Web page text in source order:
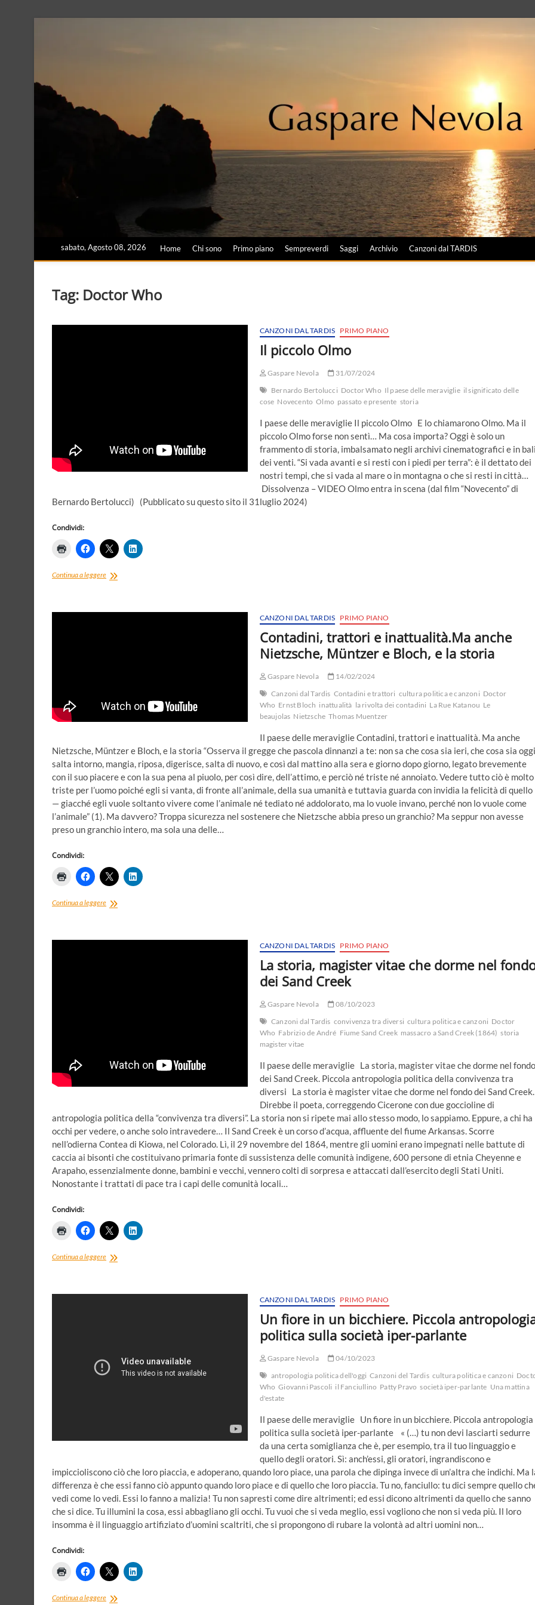
sabato, Agosto 08, 2026 Home Chi sono Primo piano Sempreverdi Saggi Archivio Canzoni dal TARDIS
Tag: Doctor Who
CANZONI DAL TARDIS PRIMO PIANO
Il piccolo Olmo
Gaspare Nevola
31/07/2024
Bernardo Bertolucci Doctor Who Il paese delle meraviglie il significato delle
cose Novecento Olmo passato e presente storia
I paese delle meraviglie Il piccolo Olmo E lo chiamarono Olmo. Ma il
piccolo Olmo forse non sentì… Ma cosa importa? Oggi è solo un
frammento di storia, imbalsamato negli archivi cinematografici e in
dei venti. “Si vada avanti e si resti con i piedi per terra”: è il dettato dei
nostri tempi, che si vada al mare o in montagna o che si resti in città…
Dissolvenza – VIDEO Olmo entra in scena (dal film “Novecento” di
Bernardo Bertolucci) (Pubblicato su questo sito il 31luglio 2024)
Condividi:
Continua a leggereIl
CANZONI DAL TARDIS PRIMO PIANO
Contadini, trattori e inattualità.Ma anche
Nietzsche, Müntzer e Bloch, e la storia
Gaspare Nevola
14/02/2024
Canzoni dal Tardis Contadini e trattori cultura politica e canzoni Doctor
Who Ernst Bloch inattualità la rivolta dei contadini La Rue Katanou Le
beaujolas Nietzsche Thomas Muentzer
Il paese delle meraviglie Contadini, trattori e inattualità. Ma anche
Nietzsche, Müntzer e Bloch, e la storia “Osserva il gregge che pascola dinnanzi a te: non sa che cosa sia ieri, che cosa sia
salta intorno, mangia, riposa, digerisce, salta di nuovo, e così dal mattino alla sera e giorno dopo giorno, legato brevemente
con il suo piacere e con la sua pena al piuolo, per così dire, dell’attimo, e perciò né triste né annoiato. Vedere tutto ciò è molto
triste per l’uomo poiché egli si vanta, di fronte all’animale, della sua umanità e tuttavia guarda con invidia la felicità di quello
— giacché egli vuole soltanto vivere come l’animale né tediato né addolorato, ma lo vuole invano, perché non lo vuole come
l’animale” (1). Ma davvero? Troppa sicurezza nel sostenere che Nietzsche abbia preso un granchio? Ma seppur non avesse
preso un granchio intero, ma sola una delle…
Condividi:
Continua a leggereContadini,
CANZONI DAL TARDIS PRIMO PIANO
La storia, magister vitae che dorme nel
dei Sand Creek
Gaspare Nevola
08/10/2023
Canzoni dal Tardis convivenza tra diversi cultura politica e canzoni Doctor
Who Fabrizio de André Fiume Sand Creek massacro a Sand Creek (1864) storia
magister vitae
Il paese delle meraviglie La storia, magister vitae che dorme nel fondo
dei Sand Creek. Piccola antropologia politica della convivenza tra
diversi La storia è magister vitae che dorme nel fondo dei Sand Creek.
Direbbe il poeta, correggendo Cicerone con due goccioline di
antropologia politica della “convivenza tra diversi”. La storia non si ripete mai allo stesso modo, lo sappiamo. Eppure, a chi ha
occhi per vedere, o anche solo intravedere… Il Sand Creek è un corso d’acqua, affluente del fiume Arkansas. Scorre
nell’odierna Contea di Kiowa, nel Colorado. Lì, il 29 novembre del 1864, mentre gli uomini erano impegnati nelle battute di
caccia ai bisonti che costituivano primaria fonte di sussistenza delle comunità indigene, 600 persone di etnia Cheyenne e
Arapaho, essenzialmente donne, bambini e vecchi, vennero colti di sorpresa e attaccati dall’esercito degli Stati Uniti.
Nonostante i trattati di pace tra i capi delle comunità locali…
Condividi:
Continua a leggereLa
Creek
CANZONI DAL TARDIS PRIMO PIANO
Un fiore in un bicchiere. Piccola
politica sulla società iper-parlante
Gaspare Nevola
04/10/2023
antropologia politica dell'oggi Canzoni del Tardis cultura politica e canzoni
Who Giovanni Pascoli il Fanciullino Patty Pravo società iper-parlante Una mattina
d'estate
Il paese delle meraviglie Un fiore in un bicchiere. Piccola antropologia
politica sulla società iper-parlante « (…) tu non devi lasciarti sedurre
da una certa somiglianza che è, per esempio, tra il tuo linguaggio e
quello degli oratori. Sì: anch’essi, gli oratori, ingrandiscono e
impiccioliscono ciò che loro piaccia, e adoperano, quando loro piace, una parola che dipinga invece di un’altra che indichi. Ma
differenza è che essi fanno ciò appunto quando loro piace e di quello che loro piaccia. Tu no, fanciullo: tu dici sempre quello
vedi come lo vedi. Essi lo fanno a malizia! Tu non sapresti come dire altrimenti; ed essi dicono altrimenti da quello che sanno
che si dice. Tu illumini la cosa, essi abbagliano gli occhi. Tu vuoi che si veda meglio, essi vogliono che non si veda più. Il loro
insomma è il linguaggio artifiziato d’uomini scaltriti, che si propongono di rubare la volontà ad altri uomini non…
Condividi:
Continua a leggereUn